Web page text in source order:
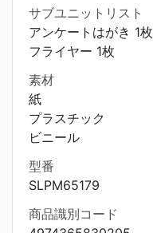
サブユニットリスト
アンケートはがき 1枚
フライヤー 1枚
素材
紙
プラスチック
ビニール
型番
SLPM65179
商品識別コード